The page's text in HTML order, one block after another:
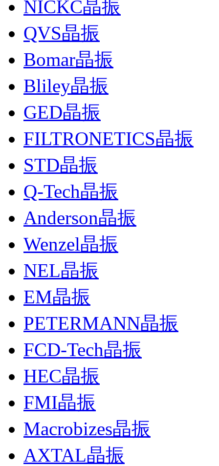
NICKC晶振
QVS晶振
Bomar晶振
Bliley晶振
GED晶振
FILTRONETICS晶振
STD晶振
Q-Tech晶振
Anderson晶振
Wenzel晶振
NEL晶振
EM晶振
PETERMANN晶振
FCD-Tech晶振
HEC晶振
FMI晶振
Macrobizes晶振
AXTAL晶振